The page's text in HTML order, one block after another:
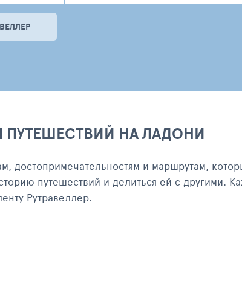
ПУТЕШЕСТВИЙ НА ЛАДОНИ
достопримечательностям и маршрутам,
путешествий и делиться ей с другими.
Рутравеллер.